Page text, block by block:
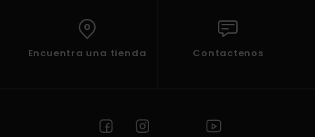
Encuentra una tienda Contactenos